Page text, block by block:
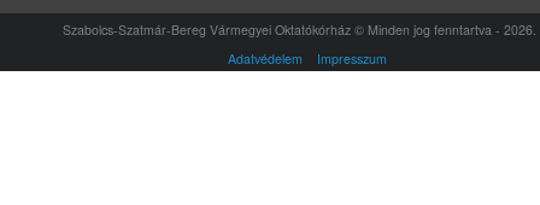
Szabolcs-Szatmár-Bereg Vármegyei Oktatókórház © Minden jog fenntartva - 2026.
Adatvédelem
Impresszum